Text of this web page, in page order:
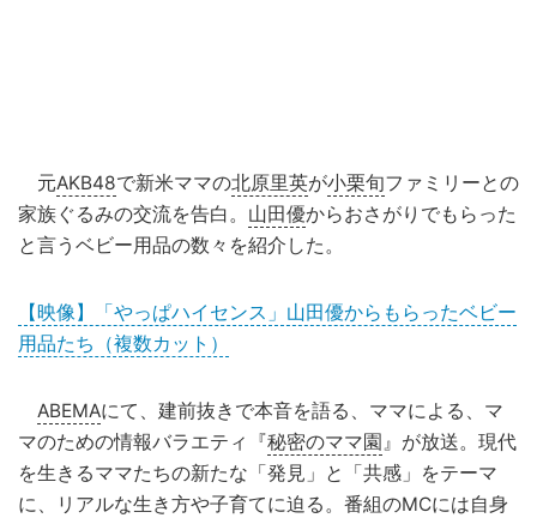
元AKB48で新米ママの北原里英が小栗旬ファミリーとの
家族ぐるみの交流を告白。 山田優からおさがりでもらった
と言うベビー用品の数々を紹介した。
【映像】「やっぱハイセンス」山田優からもらったベビー
用品たち（複数カット）
ABEMAにて、建前抜きで本音を語る、ママによる、マ
マのための情報バラエティ『秘密のママ園』が放送。現代
を生きるママたちの新たな「発見」と「共感」をテーマ
に、リアルな生き方や子育てに迫る。番組のMCには自身